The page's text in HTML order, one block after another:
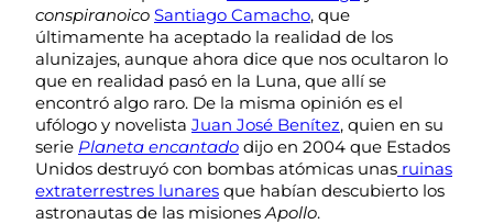
conspiranoico Santiago Camacho, que
últimamente ha aceptado la realidad de los
alunizajes, aunque ahora dice que nos ocultaron lo
que en realidad pasó en la Luna, que allí se
encontró algo raro. De la misma opinión es el
ufólogo y novelista Juan José Benítez, quien en su
serie Planeta encantado dijo en 2004 que Estados
Unidos destruyó con bombas atómicas unas ruinas
extraterrestres lunares que habían descubierto los
astronautas de las misionesApollo.